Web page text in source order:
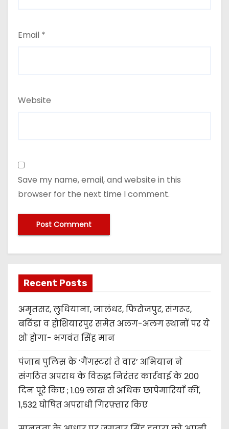
Email *
Website
Save my name, email, and website in this
browser for the next time I comment.
Recent Posts
अमृतसर, लुधियाना, जालंधर, फिरोजपुर, संगरूर,
बठिंडा व होशियारपुर समेत अलग-अलग स्थानों पर ये
शो होगा- भगवंत सिंह मान
पंजाब पुलिस के ‘गैंगस्टरां ते वार’ अभियान ने
संगठित अपराध के विरुद्ध निरंतर कार्रवाई के 200
दिन पूरे किए ; 1.09 लाख से अधिक छापेमारियाँ कीं,
1,532 घोषित अपराधी गिरफ़्तार किए